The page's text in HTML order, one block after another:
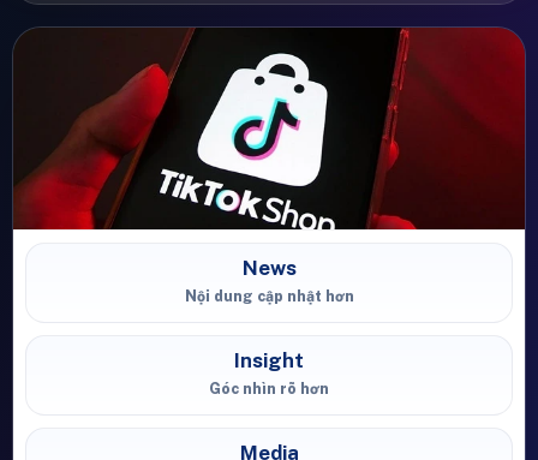
News
Nội dung cập nhật hơn
Insight
Góc nhìn rõ hơn
Media